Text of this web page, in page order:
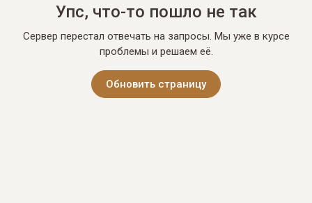
Упс, что-то пошло не так
Сервер перестал отвечать на запросы. Мы уже в курсе
проблемы и решаем её.
Обновить страницу